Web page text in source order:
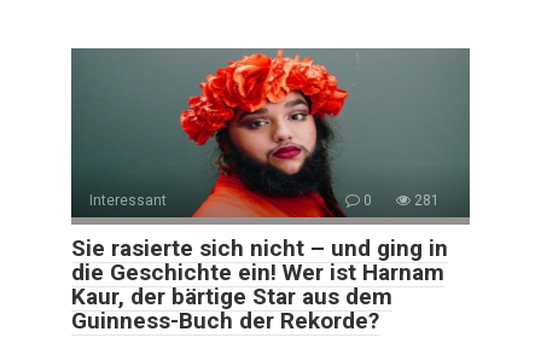
Interessant 0 281
Sie rasierte sich nicht – und ging in
die Geschichte ein! Wer ist Harnam
Kaur, der bärtige Star aus dem
Guinness-Buch der Rekorde?